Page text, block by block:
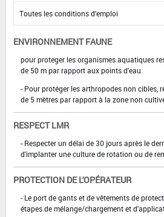
ENVIRONNEMENT FAUNE
pour proteger les organismes aquatiques
de 50 m par rapport aux points d'eau
- Pour protéger les arthropodes non cibles,
de 5 mètres par rapport à la zone non
RESPECT LMR
- Respecter un délai de 30 jours après le
d'implanter une culture de rotation ou de
PROTECTION DE L'OPÉRATEUR
- Le port de gants et de vêtements de
étapes de mélange/chargement et